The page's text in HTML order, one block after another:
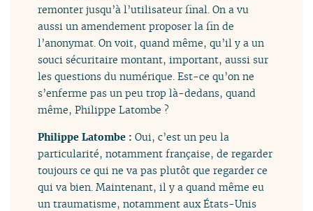
remonter jusqu’à l’utilisateur final. On a vu
aussi un amendement proposer la fin de
l’anonymat. On voit, quand même, qu’il y a un
souci sécuritaire montant, important, aussi sur
les questions du numérique. Est-ce qu’on ne
s’enferme pas un peu trop là-dedans, quand
même, Philippe Latombe ?
Philippe Latombe :Oui, c’est un peu la
particularité, notamment française, de regarder
toujours ce qui ne va pas plutôt que regarder ce
qui va bien. Maintenant, il y a quand même eu
un traumatisme, notamment aux États-Unis